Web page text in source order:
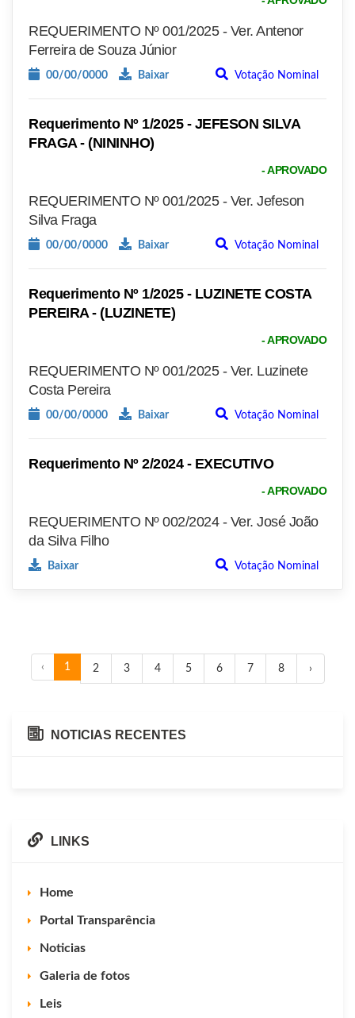
REQUERIMENTO Nº 001/2025 - Ver. Antenor
Ferreira de Souza Júnior
00/00/0000 Baixar Votação Nominal
Requerimento Nº 1/2025 - JEFESON SILVA
FRAGA - (NININHO)
- APROVADO
REQUERIMENTO Nº 001/2025 - Ver. Jefeson
Silva Fraga
00/00/0000 Baixar Votação Nominal
Requerimento Nº 1/2025 - LUZINETE COSTA
PEREIRA - (LUZINETE)
- APROVADO
REQUERIMENTO Nº 001/2025 - Ver. Luzinete
Costa Pereira
00/00/0000 Baixar Votação Nominal
Requerimento Nº 2/2024 - EXECUTIVO
- APROVADO
REQUERIMENTO Nº 002/2024 - Ver. José João
da Silva Filho
Baixar Votação Nominal
‹ 1 2 3 4 5 6 7 8 ›
NOTICIAS RECENTES
LINKS
Home
Portal Transparência
Noticias
Galeria de fotos
Leis